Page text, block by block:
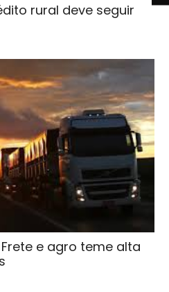
rural deve seguir
e agro teme alta